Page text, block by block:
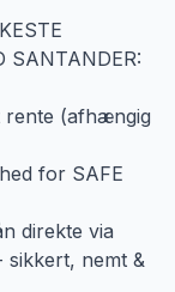
SANTANDER:
rente (afhængig
for SAFE
direkte via
sikkert, nemt &